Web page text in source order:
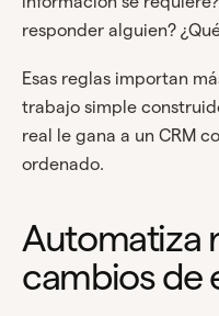
responder alguien?
Esas reglas importan
trabajo simple
real le gana a un CRM
ordenado.
Automatiza
cambios de